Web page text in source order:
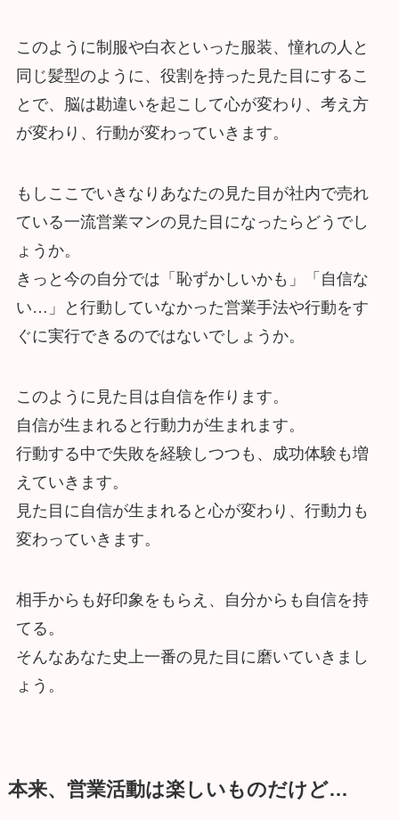
このように制服や白衣といった服装、憧れの人と
同じ髪型のように、役割を持った見た目にするこ
とで、脳は勘違いを起こして心が変わり、考え方
が変わり、行動が変わっていきます。
もしここでいきなりあなたの見た目が社内で売れ
ている一流営業マンの見た目になったらどうでし
ょうか。
きっと今の自分では「恥ずかしいかも」「自信な
い…」と行動していなかった営業手法や行動をす
ぐに実行できるのではないでしょうか。
このように見た目は自信を作ります。
自信が生まれると行動力が生まれます。
行動する中で失敗を経験しつつも、成功体験も増
えていきます。
見た目に自信が生まれると心が変わり、行動力も
変わっていきます。
相手からも好印象をもらえ、自分からも自信を持
てる。
そんなあなた史上一番の見た目に磨いていきまし
ょう。
本来、営業活動は楽しいものだけど…